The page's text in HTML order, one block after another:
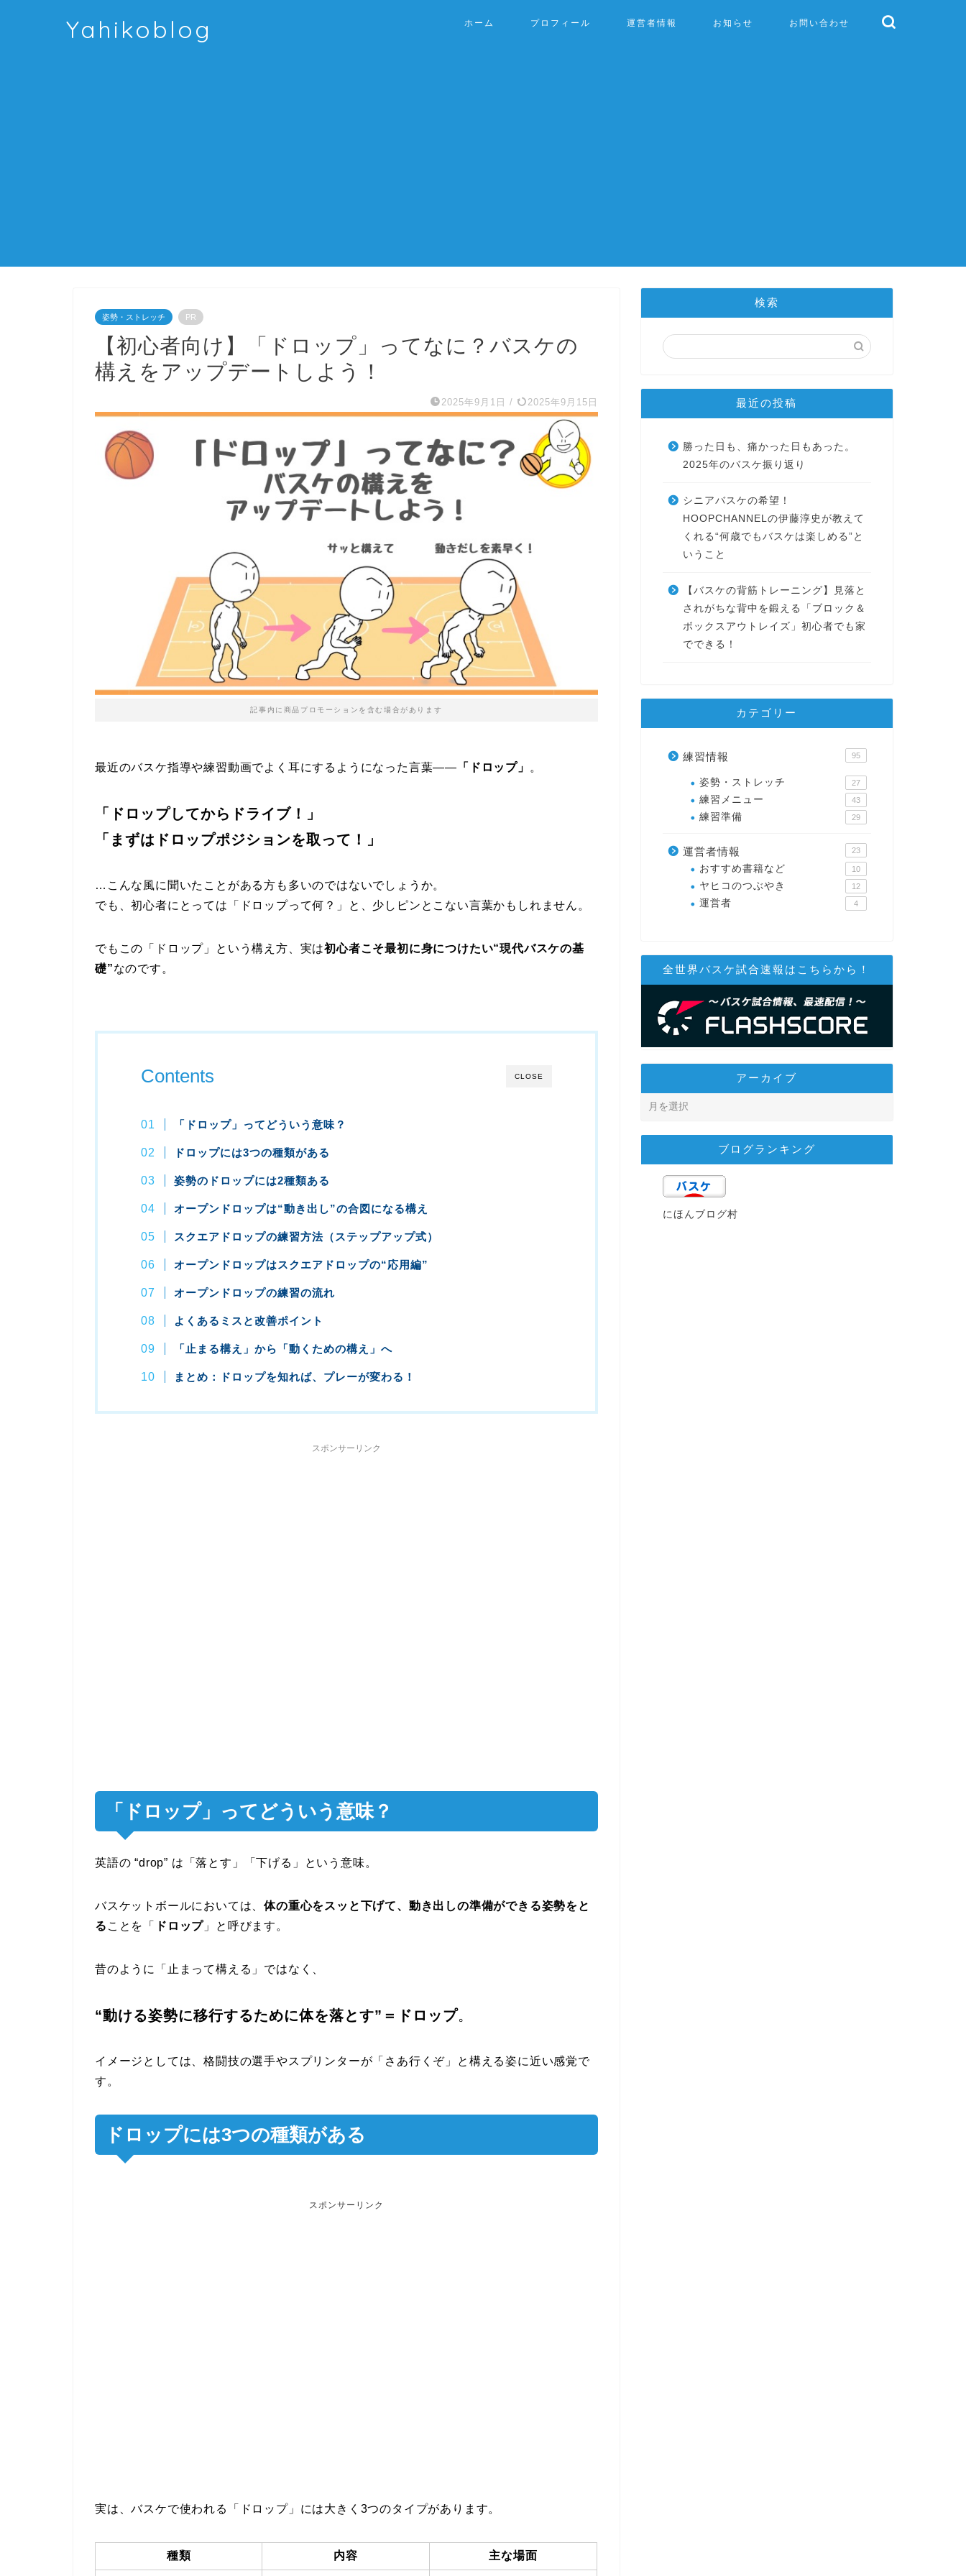
Yahikoblog ホーム プロフィール 運営者情報 お知らせ お問い合わせ
姿勢・ストレッチ PR
【初心者向け】「ドロップ」ってなに？バスケの
構えをアップデートしよう！
2025年9月1日 / 2025年9月15日
記事内に商品プロモーションを含む場合があります
最近のバスケ指導や練習動画でよく耳にするようになった言葉―― 「ドロップ」 。
「ドロップしてからドライブ！」
「まずはドロップポジションを取って！」
…こんな風に聞いたことがある方も多いのではないでしょうか。
でも、初心者にとっては「ドロップって何？」と、少しピンとこない言葉かもしれません。
でもこの「ドロップ」という構え方、実は初心者こそ最初に身につけたい“現代バスケの基
礎”なのです。
CLOSE
Contents
「ドロップ」ってどういう意味？
ドロップには3つの種類がある
姿勢のドロップには2種類ある
オープンドロップは“動き出し”の合図になる構え
スクエアドロップの練習方法（ステップアップ式）
オープンドロップはスクエアドロップの“応用編”
オープンドロップの練習の流れ
よくあるミスと改善ポイント
「止まる構え」から「動くための構え」へ
まとめ：ドロップを知れば、プレーが変わる！
スポンサーリンク
「ドロップ」ってどういう意味？
英語の “drop” は「落とす」「下げる」という意味。
バスケットボールにおいては、体の重心をスッと下げて、動き出しの準備ができる姿勢をと
る ことを「 ドロップ 」と呼びます。
昔のように「止まって構える」ではなく、
“動ける姿勢に移行するために体を落とす”＝ドロップ。
イメージとしては、格闘技の選手やスプリンターが「さあ行くぞ」と構える姿に近い感覚で
す。
ドロップには3つの種類がある
スポンサーリンク
実は、バスケで使われる「ドロップ」には大きく3つのタイプがあります。
種類 内容 主な場面
検索
最近の投稿
勝った日も、痛かった日もあった。
2025年のバスケ振り返り
シニアバスケの希望！
HOOPCHANNELの伊藤淳史が教えて
くれる“何歳でもバスケは楽しめる”と
いうこと
【バスケの背筋トレーニング】見落と
されがちな背中を鍛える「ブロック＆
ボックスアウトレイズ」初心者でも家
でできる！
カテゴリー
練習情報 95
姿勢・ストレッチ 27
練習メニュー 43
練習準備 29
運営者情報 23
おすすめ書籍など 10
ヤヒコのつぶやき 12
運営者 4
全世界バスケ試合速報はこちらから！
アーカイブ
ブログランキング
にほんブログ村